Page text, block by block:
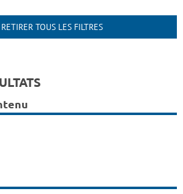
RETIRER TOUS LES FILTRES